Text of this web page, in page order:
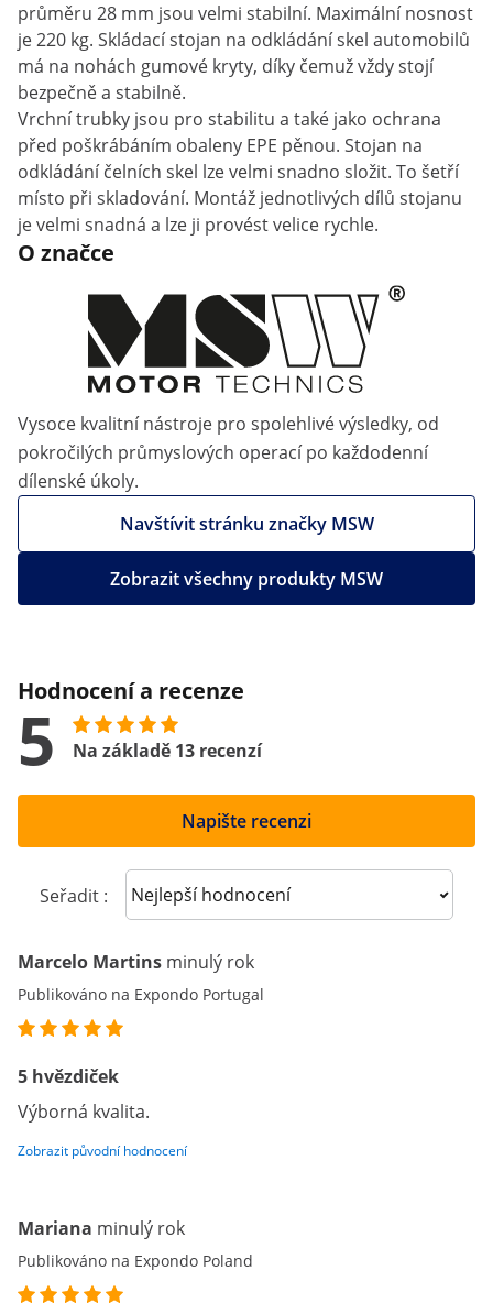
průměru 28 mm jsou velmi stabilní. Maximální nosnost
je 220 kg. Skládací stojan na odkládání skel automobilů
má na nohách gumové kryty, díky čemuž vždy stojí
bezpečně a stabilně.
Vrchní trubky jsou pro stabilitu a také jako ochrana
před poškrábáním obaleny EPE pěnou. Stojan na
odkládání čelních skel lze velmi snadno složit. To šetří
místo při skladování. Montáž jednotlivých dílů stojanu
je velmi snadná a lze ji provést velice rychle.
O značce
Vysoce kvalitní nástroje pro spolehlivé výsledky, od
pokročilých průmyslových operací po každodenní
dílenské úkoly.
Navštívit stránku značky MSW
Zobrazit všechny produkty MSW
Hodnocení a recenze
5 Na základě 13 recenzí
Napište recenzi
Seřadit : Sort reviews
Marcelo Martins minulý rok
Publikováno na Expondo Portugal
5 hvězdiček
Výborná kvalita.
Zobrazit původní hodnocení
Mariana minulý rok
Publikováno na Expondo Poland